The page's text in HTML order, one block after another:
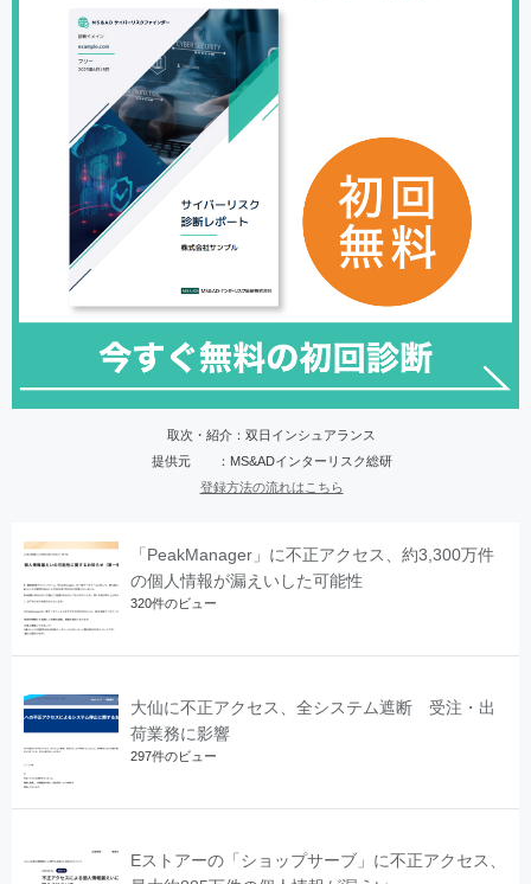
取次・紹介：双日インシュアランス
提供元 ：MS&ADインターリスク総研
登録方法の流れはこちら
「PeakManager」に不正アクセス、約3,300万件
の個人情報が漏えいした可能性
320件のビュー
大仙に不正アクセス、全システム遮断 受注・出
荷業務に影響
297件のビュー
Eストアーの「ショップサーブ」に不正アクセス、